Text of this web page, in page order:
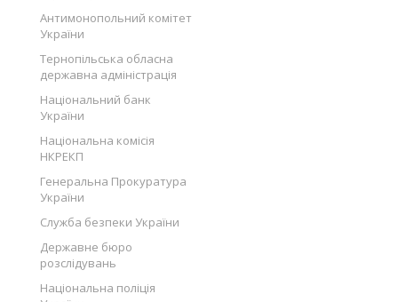
Антимонопольний комітет
України
Тернопільська обласна
державна адміністрація
Національний банк
України
Національна комісія
НКРЕКП
Генеральна Прокуратура
України
Служба безпеки України
Державне бюро
розслідувань
Національна поліція